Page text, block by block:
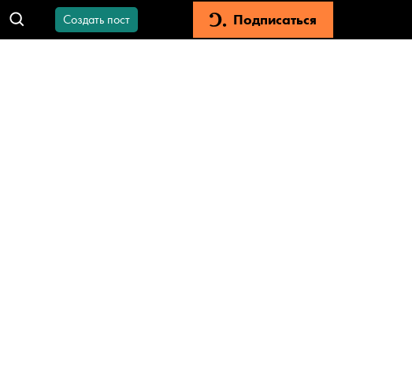
Создать пост Подписаться